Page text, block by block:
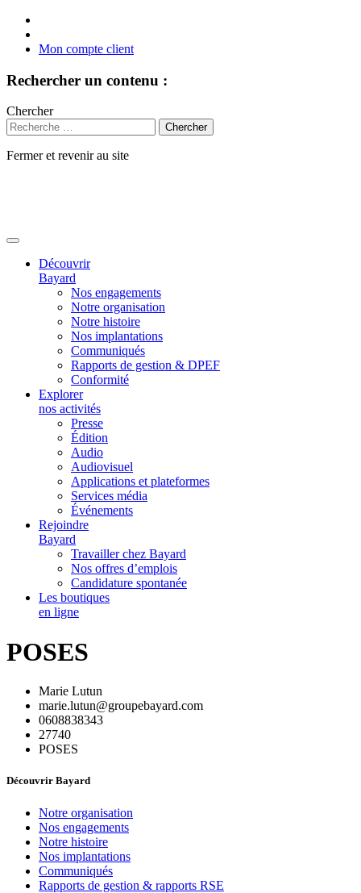
Mon compte client
Rechercher un contenu :
Chercher
Fermer et revenir au site
Découvrir
Bayard
Nos engagements
Notre organisation
Notre histoire
Nos implantations
Communiqués
Rapports de gestion & DPEF
Conformité
Explorer
nos activités
Presse
Édition
Audio
Audiovisuel
Applications et plateformes
Services média
Événements
Rejoindre
Bayard
Travailler chez Bayard
Nos offres d’emplois
Candidature spontanée
Les boutiques
en ligne
POSES
Marie Lutun
marie.lutun@groupebayard.com
0608838343
27740
POSES
Découvrir Bayard
Notre organisation
Nos engagements
Notre histoire
Nos implantations
Communiqués
Rapports de gestion & rapports RSE